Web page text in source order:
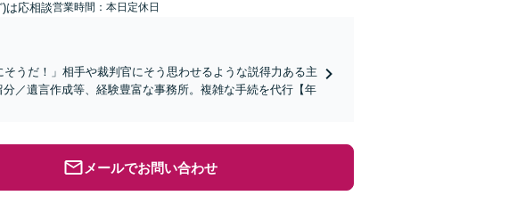
は応相談営業時間：本日定休日
うだ！」相手や裁判官にそう思わせるような説得力ある主
／遺言作成等、経験豊富な事務所。複雑な手続を代行【年
メールでお問い合わせ